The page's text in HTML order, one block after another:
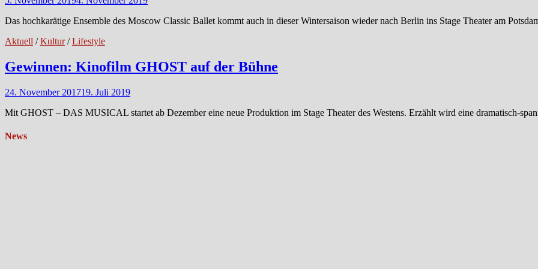
Das hochkarätige Ensemble des Moscow Classic Ballet kommt auch in dieser Wintersaison wieder nach Berlin ins Stage Theater am
Aktuell /Kultur/Lifestyle
Gewinnen: Kinofilm GHOST auf der Bühne
24. November 201719. Juli 2019
Mit GHOST – DAS MUSICAL startet ab Dezember eine neue Produktion im Stage Theater des Westens. Erzählt wird eine dramatisch-
News